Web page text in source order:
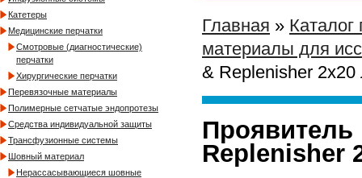
Катетеры
Медицинские перчатки
Смотровые (диагностические)
перчатки
Хирургические перчатки
Перевязочные материалы
Полимерные сетчатые эндопротезы
Средства индивидуальной защиты
Трансфузионные системы
Шовный материал
Нерассасывающиеся шовные
Главная » Каталог
материалы для
& Replenisher 2х20
Проявитель
Replenisher